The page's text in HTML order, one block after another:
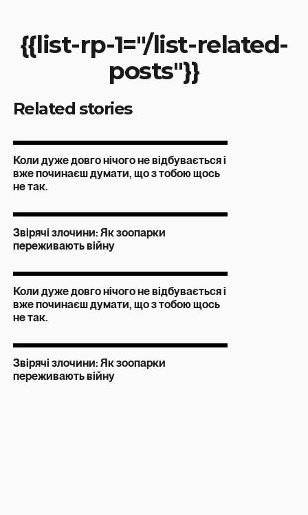
{{list-rp-1="/list-related-
posts"}}
Related stories
Коли дуже довго нічого не відбувається і
вже починаєш думати, що з тобою щось
не так.
Звірячі злочини: Як зоопарки
переживають війну
Коли дуже довго нічого не відбувається і
вже починаєш думати, що з тобою щось
не так.
Звірячі злочини: Як зоопарки
переживають війну